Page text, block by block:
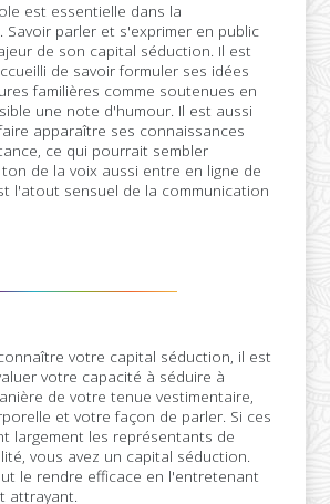
est essentielle dans la
Savoir parler et s'exprimer en public
de son capital séduction. Il est
de savoir formuler ses idées
familières comme soutenues en
une note d'humour. Il est aussi
apparaître ses connaissances
ce qui pourrait sembler
de la voix aussi entre en ligne de
l'atout sensuel de la communication
votre capital séduction, il est
votre capacité à séduire à
de votre tenue vestimentaire,
et votre façon de parler. Si ces
largement les représentants de
vous avez un capital séduction.
le rendre efficace en l'entretenant
attrayant.